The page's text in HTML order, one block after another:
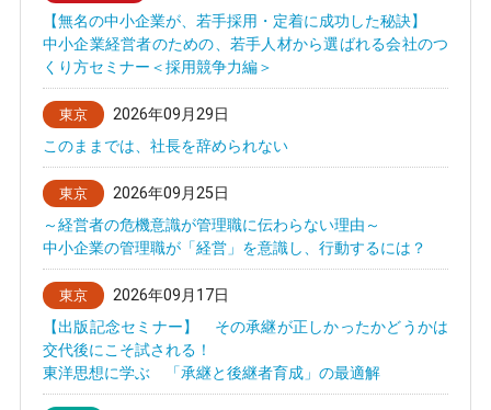
【無名の中小企業が、若手採用・定着に成功した秘訣】
中小企業経営者のための、若手人材から選ばれる会社のつ
くり方セミナー＜採用競争力編＞
東京
2026年09月29日
このままでは、社長を辞められない
東京
2026年09月25日
～経営者の危機意識が管理職に伝わらない理由～
中小企業の管理職が「経営」を意識し、行動するには？
東京
2026年09月17日
【出版記念セミナー】 その承継が正しかったかどうかは
交代後にこそ試される！
東洋思想に学ぶ 「承継と後継者育成」の最適解